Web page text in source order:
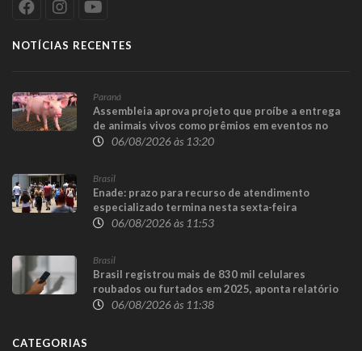
NOTÍCIAS RECENTES
Paraná
Assembleia aprova projeto que proíbe a entrega
de animais vivos como prêmios em eventos no
Paraná06/08/2026 às 13:20
Brasil
Enade: prazo para recurso de atendimento
especializado termina nesta sexta-feira
06/08/2026 às 11:53
Brasil
Brasil registrou mais de 830 mil celulares
roubados ou furtados em 2025, aponta relatório
06/08/2026 às 11:38
CATEGORIAS